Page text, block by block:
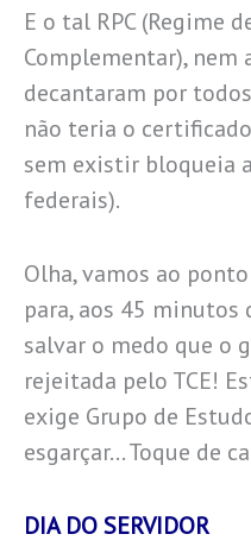
E o tal RPC (Regime
Complementar), nem
decantaram por
não teria o
sem existir bloqueia
federais).
Olha, vamos ao
para, aos 45 minutos
salvar o medo que o
rejeitada pelo TCE!
exige Grupo de
esgarçar… Toque de
DIA DO SERVIDOR